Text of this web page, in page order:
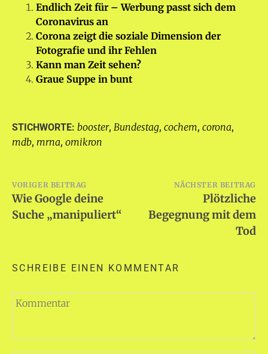
Endlich Zeit für – Werbung passt sich dem
Coronavirus an
Corona zeigt die soziale Dimension der
Fotografie und ihr Fehlen
Kann man Zeit sehen?
Graue Suppe in bunt
STICHWORTE: booster, Bundestag, cochem, corona,
mdb, mrna, omikron
Beitragsnavigation
VORIGER BEITRAG
Wie Google deine
Suche „manipuliert“
NÄCHSTER BEITRAG
Plötzliche
Begegnung mit dem
Tod
SCHREIBE EINEN KOMMENTAR